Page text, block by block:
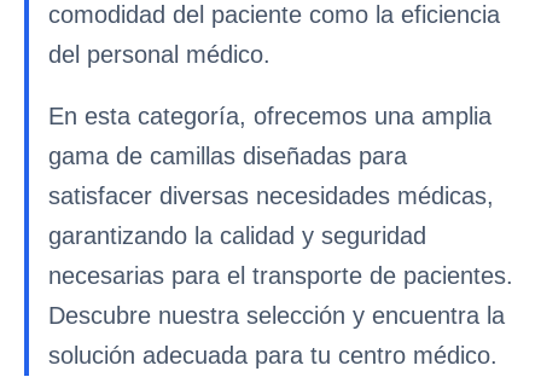
comodidad del paciente como la eficiencia
del personal médico.
En esta categoría, ofrecemos una amplia
gama de camillas diseñadas para
satisfacer diversas necesidades médicas,
garantizando la calidad y seguridad
necesarias para el transporte de pacientes.
Descubre nuestra selección y encuentra la
solución adecuada para tu centro médico.